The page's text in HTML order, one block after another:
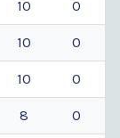
10 0
10 0
10 0
8 0